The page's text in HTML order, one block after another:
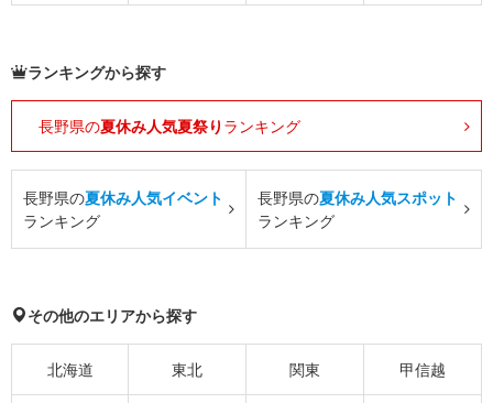
ランキングから探す
長野県の夏休み人気夏祭り ランキング
長野県の夏休み人気イベント
ランキング
長野県の夏休み人気スポット
ランキング
その他のエリアから探す
北海道 東北 関東 甲信越